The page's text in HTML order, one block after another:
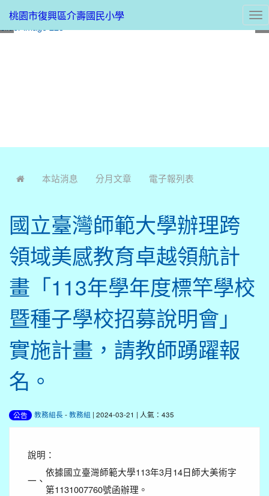
桃園市復興區介壽國民小學
本站消息 分月文章 電子報列表
國立臺灣師範大學辦理跨
領域美感教育卓越領航計
畫「113年學年度標竿學校
暨種子學校招募說明會」
實施計畫，請教師踴躍報
名。
公告 教務組長 -教務組 | 2024-03-21 | 人氣：435
說明：
一、
依據國立臺灣師範大學113年3月14日師大美術字
第1131007760號函辦理。